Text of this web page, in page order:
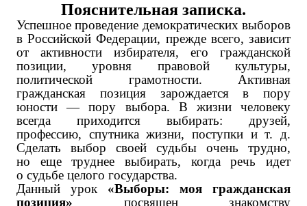
Пояснительная записка.
Успешное проведение демократических выборов
в Российской Федерации, прежде всего, зависит
от активности избирателя, его гражданской
позиции, уровня правовой культуры,
политической грамотности. Активная
гражданская позиция зарождается в пору
юности — пору выбора. В жизни человеку
всегда приходится выбирать: друзей,
профессию, спутника жизни, поступки и т. д.
Сделать выбор своей судьбы очень трудно,
но еще труднее выбирать, когда речь идет
о судьбе целого государства.
Данный урок «Выборы: моя гражданская
позиция» посвящен знакомству